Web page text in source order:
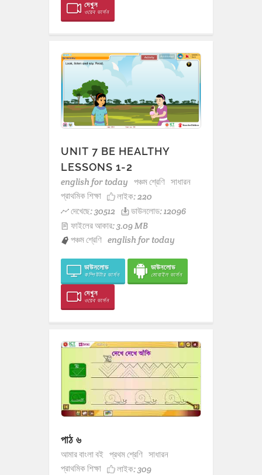
দেখুন
ওয়েব ভার্সন
UNIT 7 BE HEALTHY
LESSONS 1-2
english for today পঞ্চম শ্রেণি সাধারন
প্রাথমিক শিক্ষা
লাইক:220
দেখেছে: 30512
ডাউনলোড: 12096
ফাইলের আকার: 3.09 MB
পঞ্চম শ্রেণি english for today
ডাউনলোড
কম্পিউটার ভার্সন
ডাউনলোড
মোবাইল ভার্সন
দেখুন
ওয়েব ভার্সন
পাঠ ৬
আমার বাংলা বই প্রথম শ্রেণি সাধারন
প্রাথমিক শিক্ষা
লাইক:309